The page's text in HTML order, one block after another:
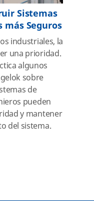
Sistemas
Seguros
industriales, la
una prioridad.
algunos
sobre
de
pueden
y mantener
del sistema.